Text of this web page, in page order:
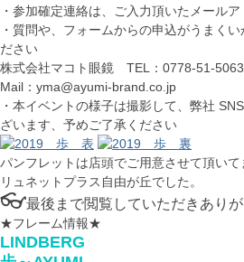
・参加確定連絡は、ご入力頂いたメール
・質問や、フォームからの申込がうまく
ださい
株式会社マコト眼鏡 TEL：0778-51-
Mail：yma@ayumi-brand.co.jp
・本イベントの様子は撮影して、弊社
ざいます、予めご了承ください
パンフレットは店頭でご用意させて頂いて
リュネットプラス自由が丘でした。
👓最後まで閲覧していただきあり
★フレーム情報★
LINDBERG